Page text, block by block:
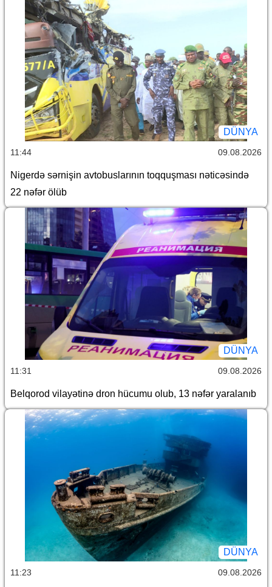
DÜNYA
11:44 09.08.2026
Nigerdə sərnişin avtobuslarının toqquşması nəticəsində
22 nəfər ölüb
DÜNYA
11:31 09.08.2026
Belqorod vilayətinə dron hücumu olub, 13 nəfər yaralanıb
DÜNYA
11:23 09.08.2026